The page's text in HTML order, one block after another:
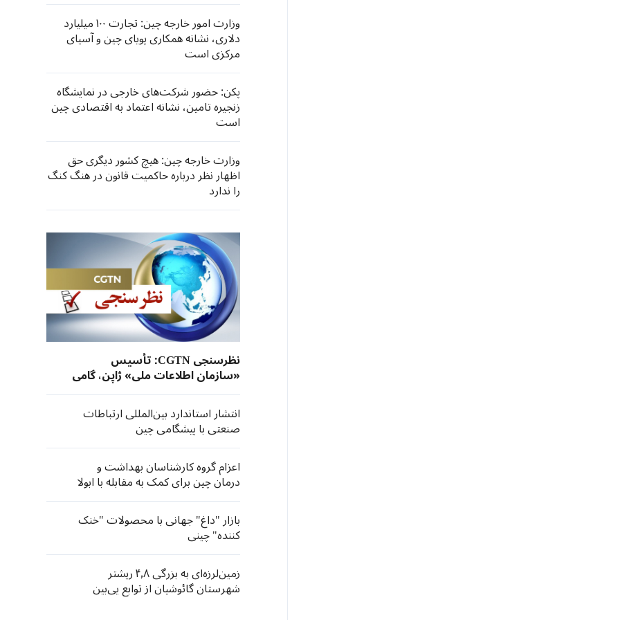
وزارت امور خارجه چین: تجارت ۱۰۰ میلیارد
دلاری، نشانه همکاری‌ پویای چین و آسیای
مرکزی است
پکن: حضور شرکت‌های خارجی در نمایشگاه
زنجیره تامین، نشانه اعتماد به اقتصادی چین
است
وزارت خارجه چین: هیچ کشور دیگری حق
اظهار نظر درباره حاکمیت قانون در هنگ کنگ
را ندارد
نظرسنجی CGTN: تأسیس
«سازمان اطلاعات ملی» ژاپن، گامی
خطرناک در مسیر نظامی‌گری جدید
انتشار استاندارد بین‌المللی ارتباطات
صنعتی با پیشگامی چین
اعزام گروه کارشناسان بهداشت و
درمان چین برای کمک به مقابله با ابولا
در جمهوری دموکراتیک کنگو
بازار "داغ" جهانی با محصولات "خنک
کننده" چینی
زمین‌لرزه‌ای به بزرگی ۴٫۸ ریشتر
شهرستان گائوشیان از توابع یی‌بین